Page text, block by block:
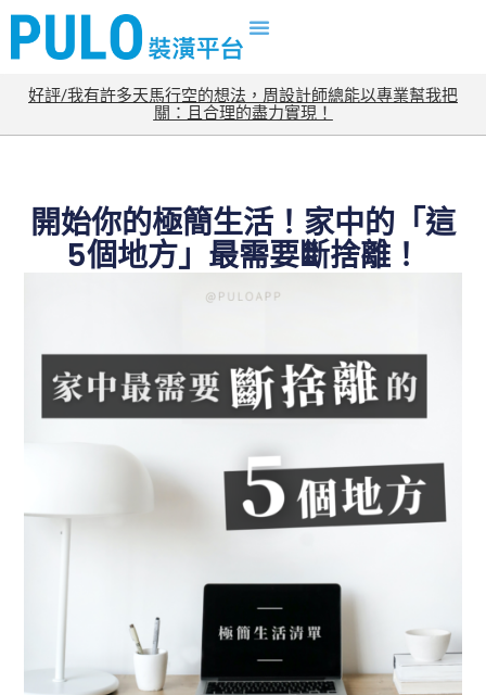
好評/我有許多天馬行空的想法，周設計師總能以專業幫我把
關：且合理的盡力實現！
開始你的極簡生活！家中的「這
5個地方」最需要斷捨離！